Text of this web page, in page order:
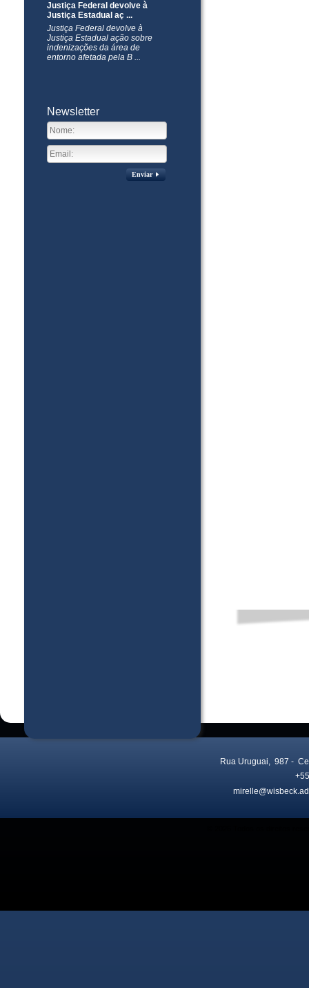
Justiça Federal devolve à
Justiça Estadual aç ...
Justiça Federal devolve à
Justiça Estadual ação sobre
indenizações da área de
entorno afetada pela B ...
Newsletter
Enviar
Rua Uruguai, 987 -